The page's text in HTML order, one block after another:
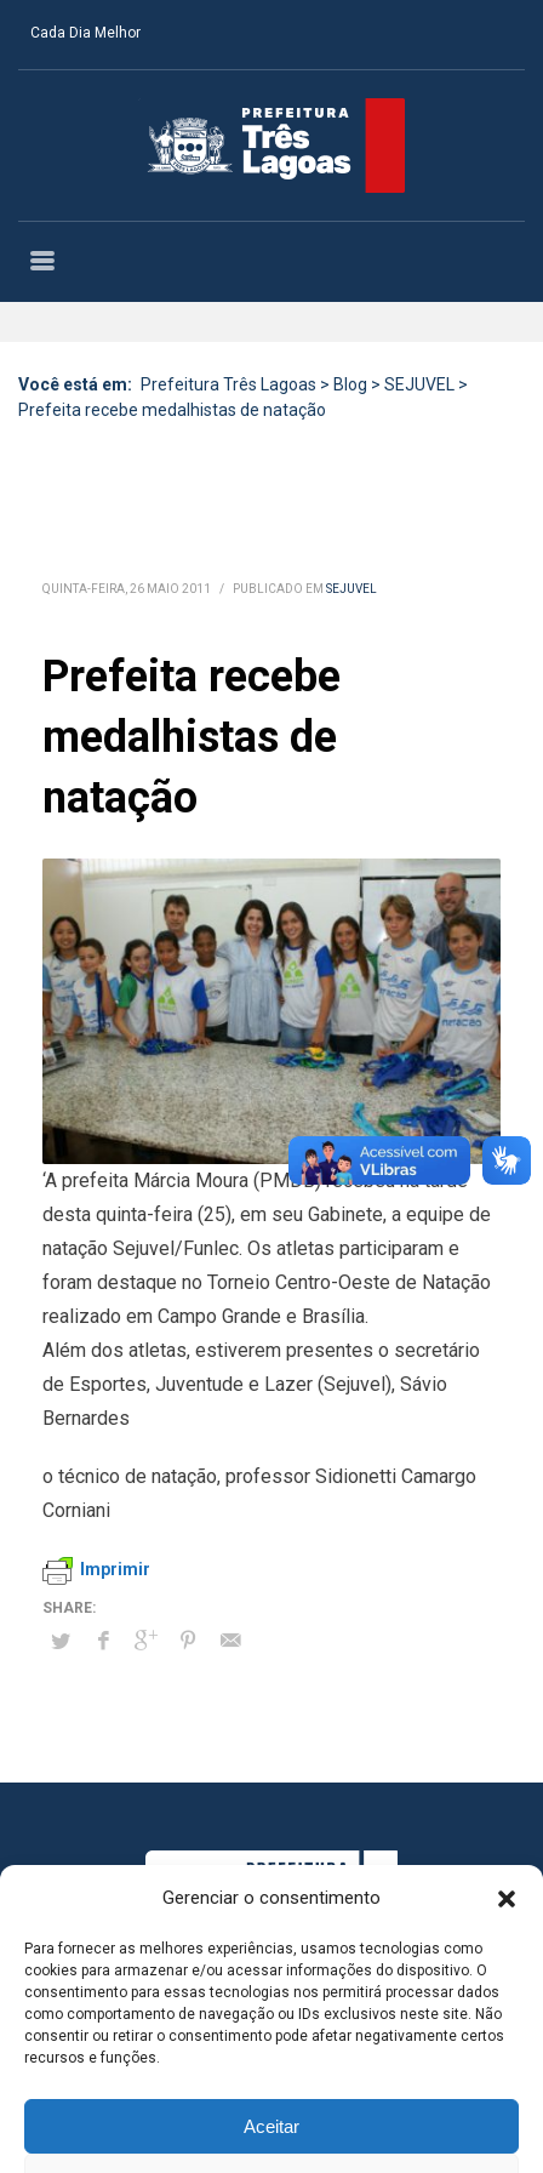
Gerenciar o consentimento
Para fornecer as melhores experiências, usamos tecnologias como
cookies para armazenar e/ou acessar informações do dispositivo. O
consentimento para essas tecnologias nos permitirá processar dados
como comportamento de navegação ou IDs exclusivos neste site. Não
consentir ou retirar o consentimento pode afetar negativamente certos
recursos e funções.
Aceitar
Cada Dia Melhor
Você está em: Prefeitura Três Lagoas > Blog > SEJUVEL >
Prefeita recebe medalhistas de natação
QUINTA-FEIRA, 26 MAIO 2011 / PUBLICADO EM SEJUVEL
Prefeita recebe
medalhistas de
natação
‘A prefeita Márcia Moura (PMDB) recebeu na tarde
desta quinta-feira (25), em seu Gabinete, a equipe de
natação Sejuvel/Funlec. Os atletas participaram e
foram destaque no Torneio Centro-Oeste de Natação
realizado em Campo Grande e Brasília.
Além dos atletas, estiverem presentes o secretário
de Esportes, Juventude e Lazer (Sejuvel), Sávio
Bernardes
o técnico de natação, professor Sidionetti Camargo
Corniani
Imprimir
MAPA DO SITE